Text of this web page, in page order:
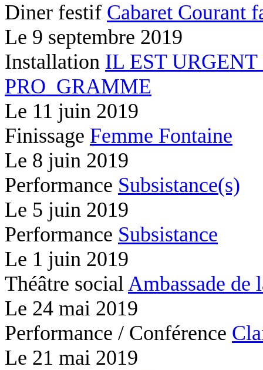
Diner festif Cabaret Courant
Le 9 septembre 2019
Installation IL EST URGENT
PRO_GRAMME
Le 11 juin 2019
Finissage Femme Fontaine
Le 8 juin 2019
Performance Subsistance(s)
Le 5 juin 2019
Performance Subsistance
Le 1 juin 2019
Théâtre socialAmbassade de
Le 24 mai 2019
Performance / Conférence
Le 21 mai 2019